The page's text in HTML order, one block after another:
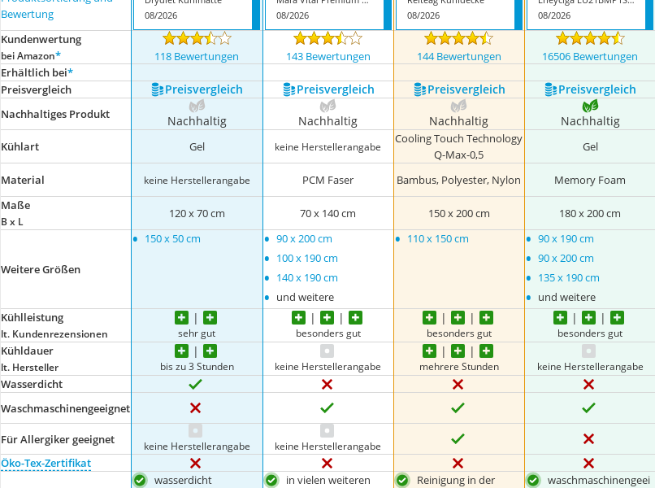
Bewertung
08/2026
08/2026
08/2026
08/2026
Kundenwertung
bei Amazon* 118 Bewertungen 143 Bewertungen 144 Bewertungen 16506 Bewertungen
Erhältlich bei*
Preis­vergleich
Preis­vergleich Preis­vergleich Preis­vergleich Preis­vergleich
Nachhaltiges Produkt Nachhaltig Nachhaltig Nachhaltig Nachhaltig
Kühlart Gel keine Herstellerangabe
Cooling Touch Technology
Q-Max-0,5
Gel
Material
keine Herstellerangabe PCM Faser Bambus, Polyester, Nylon Memory Foam
Maße
B x L
120 x 70 cm 70 x 140 cm 150 x 200 cm 180 x 200 cm
Weitere Größen
• 150 x 50 cm • 90 x 200 cm
• 100 x 190 cm
• 140 x 190 cm
• und weitere
• 110 x 150 cm • 90 x 190 cm
• 90 x 200 cm
• 135 x 190 cm
• und weitere
Kühlleistung
lt. Kundenrezensionen sehr gut besonders gut besonders gut besonders gut
Kühldauer
lt. Hersteller bis zu 3 Stunden keine Herstellerangabe mehrere Stunden keine Herstellerangabe
Wasserdicht
Waschmaschinengeeignet
Für Allergiker geeignet keine Herstellerangabe keine Herstellerangabe
Öko-Tex-Zertifikat
wasserdicht
in vielen weiteren
Reinigung in der
waschmaschinengeei